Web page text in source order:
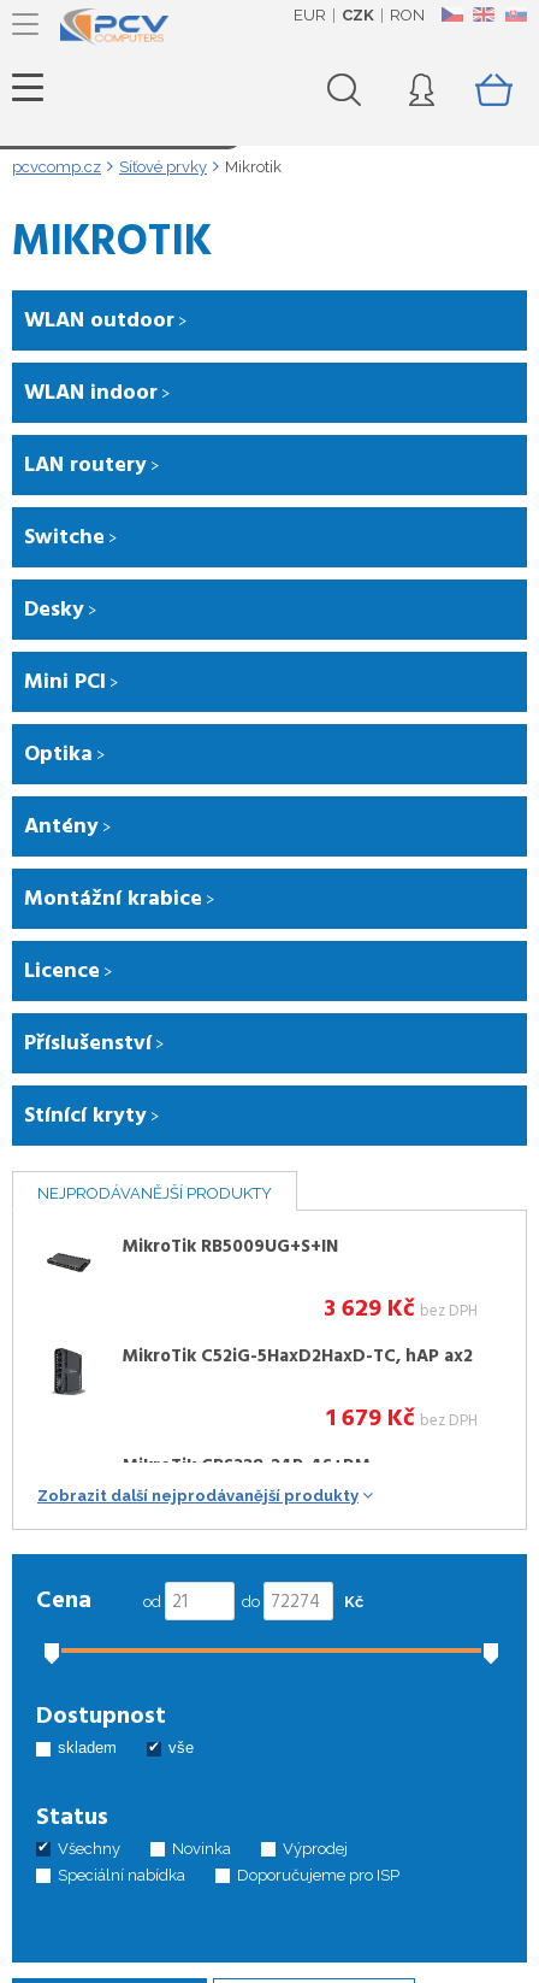
CZ EN SK
EUR CZK RON
pcvcomp.cz Síťové prvky Mikrotik
MIKROTIK
WLAN outdoor
WLAN indoor
LAN routery
Switche
Desky
Mini PCI
Optika
Antény
Montážní krabice
Licence
Příslušenství
Stínící kryty
NEJPRODÁVANĚJŠÍ PRODUKTY
MikroTik RB5009UG+S+IN
3 629Kč bez DPH
MikroTik C52iG-5HaxD2HaxD-TC, hAP ax2
1 679Kč bez DPH
MikroTik CRS328-24P-4S+RM
9 058Kč bez DPH
MikroTik cAPGi-5HaxD2HaxD, cAP ax
2 153Kč
Zobrazit další nejprodávanější produkty
Cena od do Kč
Dostupnost
skladem vše
Status
Všechny Novinka
Výprodej
Speciální nabídka
Doporučujeme pro ISP